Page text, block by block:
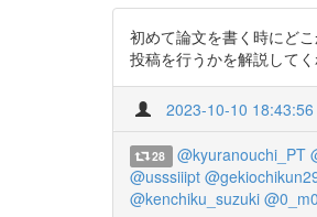
初めて論文を書く時にど
投稿を行うかを解説して
2023-10-10 18:43:56
28 @kyuranouchi_PT
@usssiiipt
@kenchiku_suzuki